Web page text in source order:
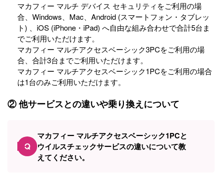
マカフィー マルチ デバイス セキュリティをご利用の場
合、Windows、Mac、Android (スマートフォン・タブレッ
ト) 、iOS (iPhone・iPad) へ自由な組み合わせで合計5台ま
でご利用いただけます。
マカフィー マルチアクセスベーシック3PCをご利用の場
合、合計3台までご利用いただけます。
マカフィー マルチアクセスベーシック1PCをご利用の場合
は1台のみご利用いただけます。
② 他サービスとの違いや乗り換えについて
Q
マカフィー マルチアクセスベーシック1PCと
ウイルスチェックサービスの違いについて教
えてください。